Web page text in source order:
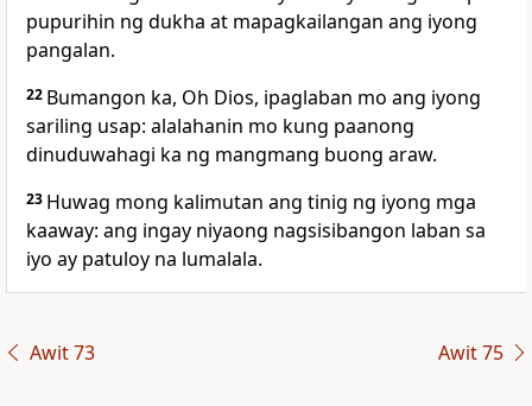
pupurihin ng dukha at mapagkailangan ang iyong
pangalan.
22 Bumangon ka, Oh Dios, ipaglaban mo ang iyong
sariling usap: alalahanin mo kung paanong
dinuduwahagi ka ng mangmang buong araw.
23 Huwag mong kalimutan ang tinig ng iyong mga
kaaway: ang ingay niyaong nagsisibangon laban sa
iyo ay patuloy na lumalala.
Awit 73 Awit 75